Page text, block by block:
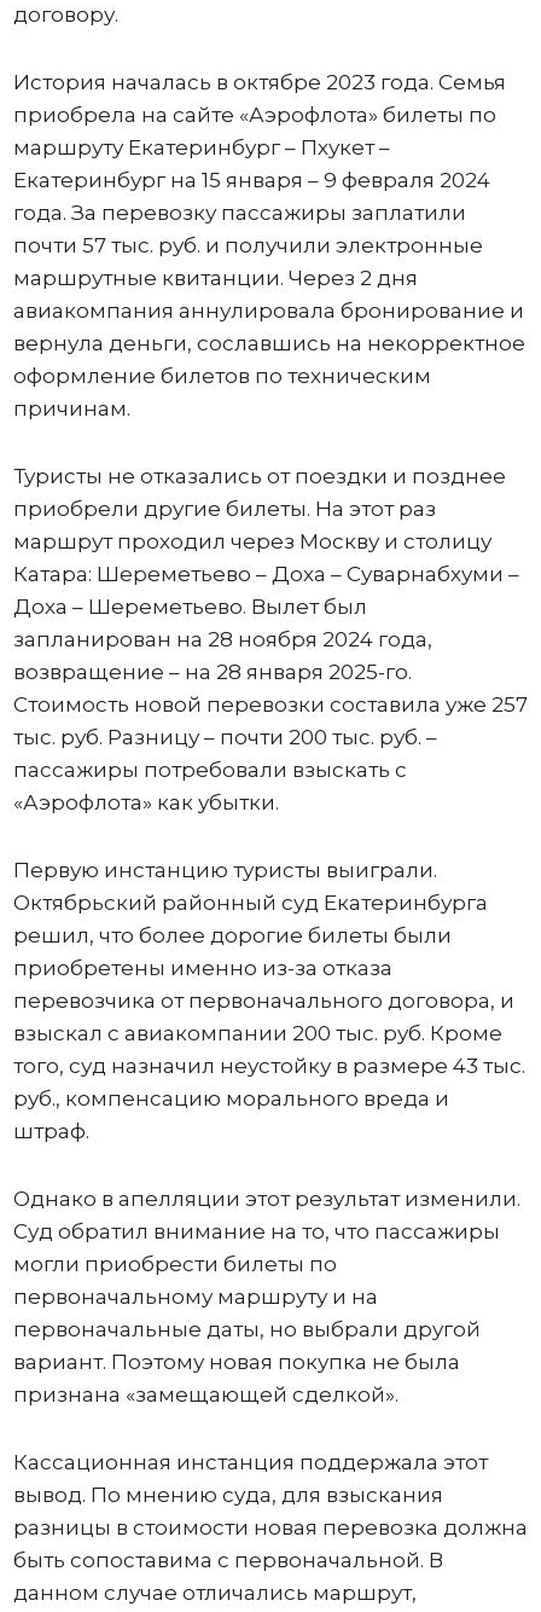
договору.
История началась в октябре 2023 года. Семья
приобрела на сайте «Аэрофлота» билеты по
маршруту Екатеринбург – Пхукет –
Екатеринбург на 15 января – 9 февраля 2024
года. За перевозку пассажиры заплатили
почти 57 тыс. руб. и получили электронные
маршрутные квитанции. Через 2 дня
авиакомпания аннулировала бронирование и
вернула деньги, сославшись на некорректное
оформление билетов по техническим
причинам.
Туристы не отказались от поездки и позднее
приобрели другие билеты. На этот раз
маршрут проходил через Москву и столицу
Катара: Шереметьево – Доха – Суварнабхуми –
Доха – Шереметьево. Вылет был
запланирован на 28 ноября 2024 года,
возвращение – на 28 января 2025-го.
Стоимость новой перевозки составила уже 257
тыс. руб. Разницу – почти 200 тыс. руб. –
пассажиры потребовали взыскать с
«Аэрофлота» как убытки.
Первую инстанцию туристы выиграли.
Октябрьский районный суд Екатеринбурга
решил, что более дорогие билеты были
приобретены именно из-за отказа
перевозчика от первоначального договора, и
взыскал с авиакомпании 200 тыс. руб. Кроме
того, суд назначил неустойку в размере 43 тыс.
руб., компенсацию морального вреда и
штраф.
Однако в апелляции этот результат изменили.
Суд обратил внимание на то, что пассажиры
могли приобрести билеты по
первоначальному маршруту и на
первоначальные даты, но выбрали другой
вариант. Поэтому новая покупка не была
признана «замещающей сделкой».
Кассационная инстанция поддержала этот
вывод. По мнению суда, для взыскания
разницы в стоимости новая перевозка должна
быть сопоставима с первоначальной. В
данном случае отличались маршрут,